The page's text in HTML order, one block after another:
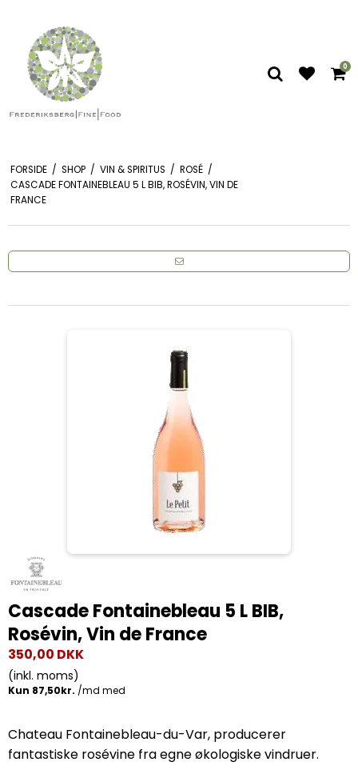
0
FORSIDE / SHOP / VIN & SPIRITUS / ROSÉ /
CASCADE FONTAINEBLEAU 5 L BIB, ROSÉVIN, VIN DE
FRANCE
Cascade Fontainebleau 5 L BIB,
Rosévin, Vin de France
350,00 DKK
(inkl. moms)
Chateau Fontainebleau-du-Var, producerer
fantastiske rosévine fra egne økologiske vindruer.